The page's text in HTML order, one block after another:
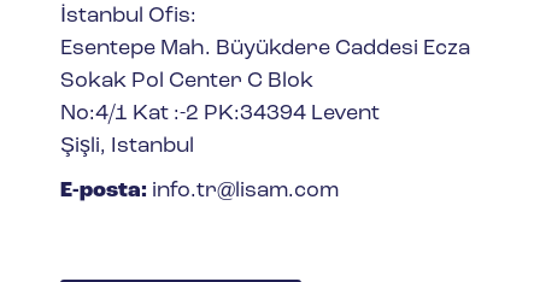
İstanbul Ofis:
Esentepe Mah. Büyükdere Caddesi Ecza
Sokak Pol Center C Blok
No:4/1 Kat :-2 PK:34394 Levent
Şişli, Istanbul
E-posta: info.tr@lisam.com